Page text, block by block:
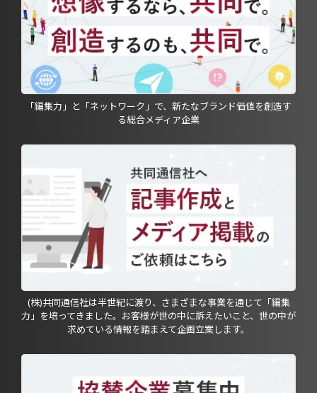
「編集力」と「ネットワーク」で、新たなブランド価値を創造す
る総合メディア企業
(株)共同通信社は半世紀に渡り、さまざまな事業を通じて「編集
力」を培ってきました。お客様が世の中に訴えたいこと、世の中が
求めている情報を踏まえて企画立案します。